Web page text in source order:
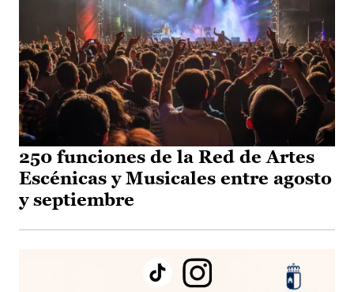
250 funciones de la Red de Artes
Escénicas y Musicales entre agosto
y septiembre